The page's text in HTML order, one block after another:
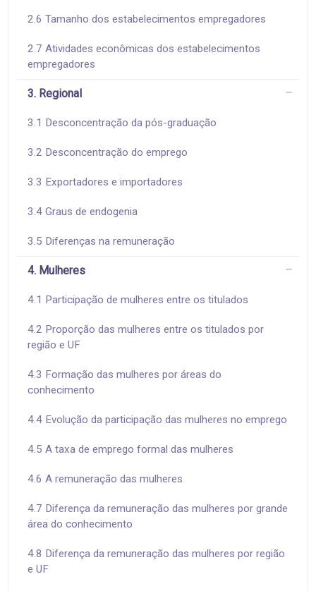
2.6 Tamanho dos estabelecimentos empregadores
2.7 Atividades econômicas dos estabelecimentos
empregadores
3. Regional
3.1 Desconcentração da pós-graduação
3.2 Desconcentração do emprego
3.3 Exportadores e importadores
3.4 Graus de endogenia
3.5 Diferenças na remuneração
4. Mulheres
4.1 Participação de mulheres entre os titulados
4.2 Proporção das mulheres entre os titulados por
região e UF
4.3 Formação das mulheres por áreas do
conhecimento
4.4 Evolução da participação das mulheres no emprego
4.5 A taxa de emprego formal das mulheres
4.6 A remuneração das mulheres
4.7 Diferença da remuneração das mulheres por grande
área do conhecimento
4.8 Diferença da remuneração das mulheres por região
e UF